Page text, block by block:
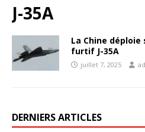
J-35A
La Chine déploie
furtif J-35A
juillet 7, 2025
DERNIERS ARTICLES